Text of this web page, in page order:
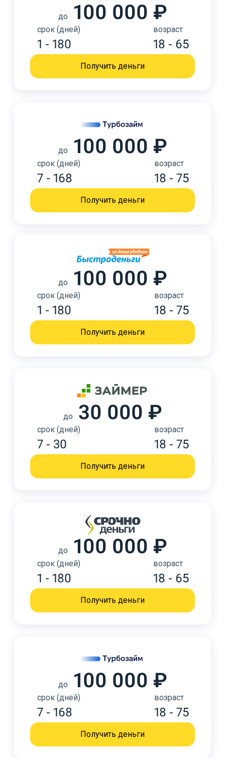
до 100 000 ₽
срок (дней)
1 - 180
возраст
18 - 65
Получить деньги
до 100 000 ₽
срок (дней)
7 - 168
возраст
18 - 75
Получить деньги
до 100 000 ₽
срок (дней)
1 - 180
возраст
18 - 75
Получить деньги
до 30 000 ₽
срок (дней)
7 - 30
возраст
18 - 75
Получить деньги
до 100 000 ₽
срок (дней)
1 - 180
возраст
18 - 65
Получить деньги
до 100 000 ₽
срок (дней)
7 - 168
возраст
18 - 75
Получить деньги